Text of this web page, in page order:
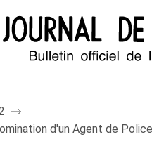
d'un Agent de